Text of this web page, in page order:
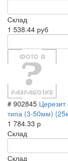
Склад
1 538.44 руб
# 902845 Церезит
типа (3-50мм)
1 784.33 р
Склад
Склад